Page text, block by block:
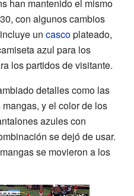
han mantenido el mismo
con algunos cambios
un cascoplateado,
azul para los
los partidos de visitante.
detalles como las
y el color de los
azules con
se dejó de usar.
se movieron a los